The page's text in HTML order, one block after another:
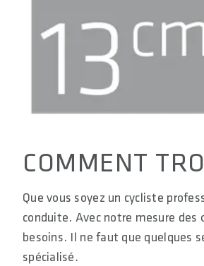
COMMENT
Que vous soyez un cycliste
conduite. Avec notre mesure
besoins. Il ne faut que quelques
spécialisé.